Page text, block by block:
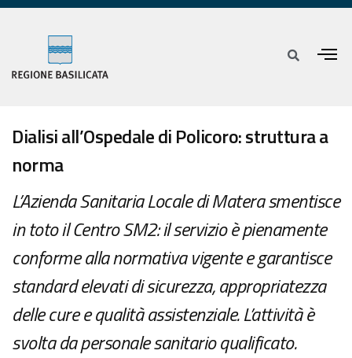
Dialisi all’Ospedale di Policoro: struttura a
norma
L’Azienda Sanitaria Locale di Matera smentisce
in toto il Centro SM2: il servizio è pienamente
conforme alla normativa vigente e garantisce
standard elevati di sicurezza, appropriatezza
delle cure e qualità assistenziale. L’attività è
svolta da personale sanitario qualificato.